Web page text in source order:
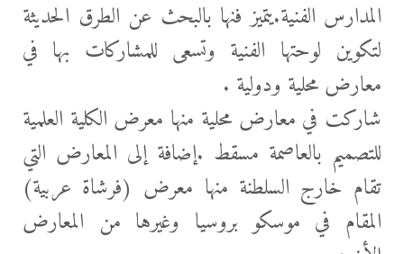
المدارس الفنية.يتميز فنها بالبحث عن الطرق الحديثة
لتكوين لوحتها الفنية وتسعى للمشاركات بها في
معارض محلية ودولية .
شاركت في معارض محلية منها معرض الكلية العلمية
للتصميم بالعاصمة مسقط .إضافة إلى المعارض التي
تقام خارج السلطنة منها معرض (فرشاة عربية)
المقام في موسكو بروسيا وغيرها من المعارض